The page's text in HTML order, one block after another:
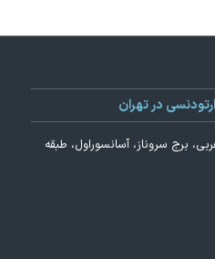
در تهران
برج سروناز، آسانسوراول، طبقه